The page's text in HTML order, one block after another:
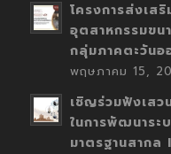
โครงการส่งเส
อุตสาหกรรมขน
กลุ่มภาคตะวันอ
พฤษภาคม 15,
เชิญร่วมฟังเสว
ในการพัฒนาระ
มาตรฐานสากล